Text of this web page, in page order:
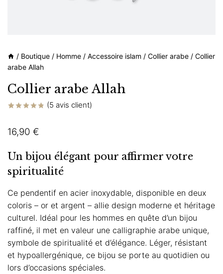
/ Boutique / Homme / Accessoire islam / Collier arabe / Collier
arabe Allah
Collier arabe Allah
sur
notations
(5 avis client)
16,90 €
Un bijou élégant pour affirmer votre
spiritualité
Ce pendentif en acier inoxydable, disponible en deux
coloris – or et argent – ​​allie design moderne et héritage
culturel. Idéal pour les hommes en quête d’un bijou
raffiné, il met en valeur une calligraphie arabe unique,
symbole de spiritualité et d’élégance. Léger, résistant
et hypoallergénique, ce bijou se porte au quotidien ou
lors d’occasions spéciales.